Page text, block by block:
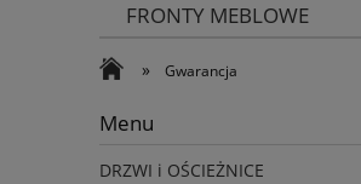
FRONTY MEBLOWE
» Gwarancja
Menu
DRZWI i OŚCIEŻNICE